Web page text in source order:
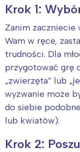
Krok 1:
Zanim zaczniecie
Wam w ręce,
trudności. Dla
przygotować grę
„zwierzęta” lub
wyzwanie może
do siebie
lub kwiatów).
Krok 2: